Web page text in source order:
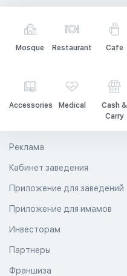
Mosque Restaurant Cafe
Accessories Medical
Cash &
Carry
Реклама
Кабинет заведения
Приложение для заведений
Приложение для имамов
Инвесторам
Партнеры
Франшиза